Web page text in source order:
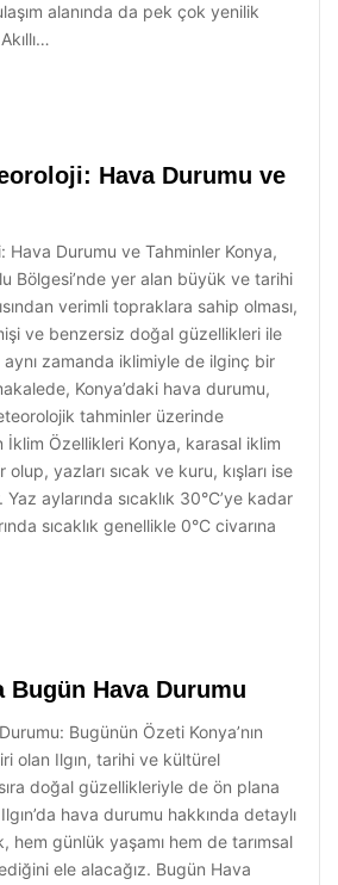
alanında da pek çok yenilik
Hava Durumu ve
Hava Durumu ve Tahminler Konya,
Bölgesi’nde yer alan büyük ve tarihi
verimli topraklara sahip olması,
ve benzersiz doğal güzellikleri ile
zamanda iklimiyle de ilginç bir
Konya’daki hava durumu,
tahminler üzerinde
İklim Özellikleri Konya, karasal iklim
yazları sıcak ve kuru, kışları ise
aylarında sıcaklık 30°C’ye kadar
sıcaklık genellikle 0°C civarına
Bugün Hava Durumu
Bugünün Özeti Konya’nın
olan Ilgın, tarihi ve kültürel
doğal güzellikleriyle de ön plana
hava durumu hakkında detaylı
hem günlük yaşamı hem de tarımsal
ele alacağız. Bugün Hava